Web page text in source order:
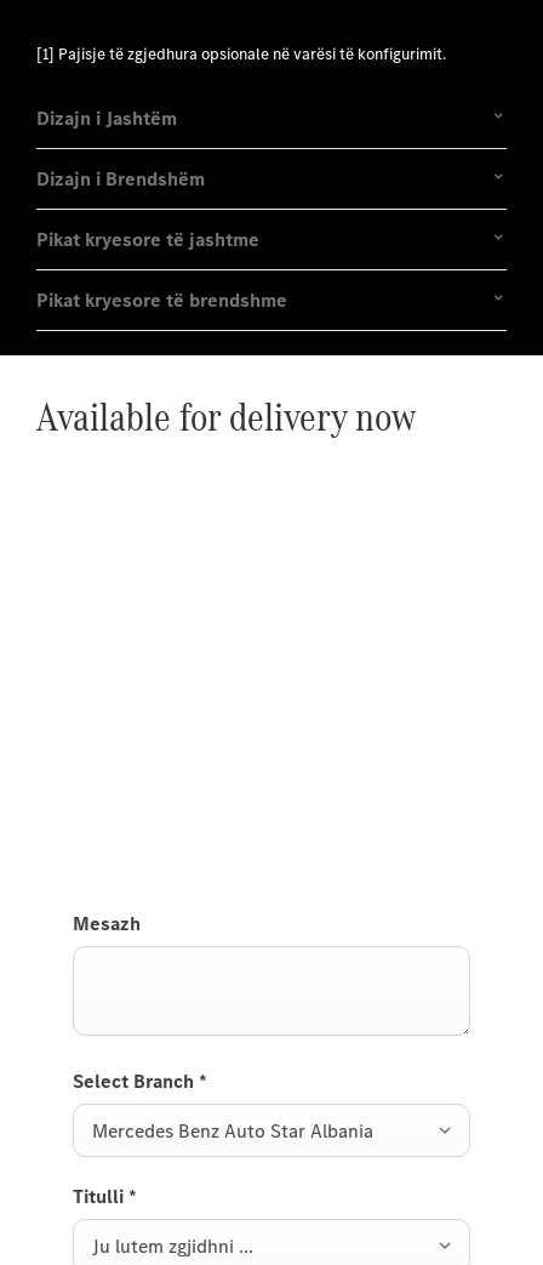
[1] Pajisje të zgjedhura opsionale në varësi të konfigurimit.
Dizajn i Jashtëm
Dizajn i Brendshëm
Pikat kryesore të jashtme
Pikat kryesore të brendshme
Available for delivery now
Mesazh
Select Branch *
Mercedes Benz Auto Star Albania
Titulli *
Ju lutem zgjidhni ...